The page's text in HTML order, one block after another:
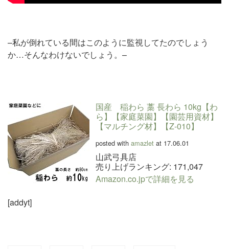
–私が倒れている間はこのように監視してたのでしょう
か…そんなわけないでしょう。–
国産 稲わら 藁 長わら 10kg【わ
ら】【家庭菜園】【園芸用資材】
【マルチング材】【Z-010】
posted with amazlet at 17.06.01
山武弓具店
売り上げランキング: 171,047
Amazon.co.jpで詳細を見る
[addyt]